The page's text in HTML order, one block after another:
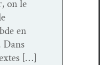
on le
en
Dans
[…]